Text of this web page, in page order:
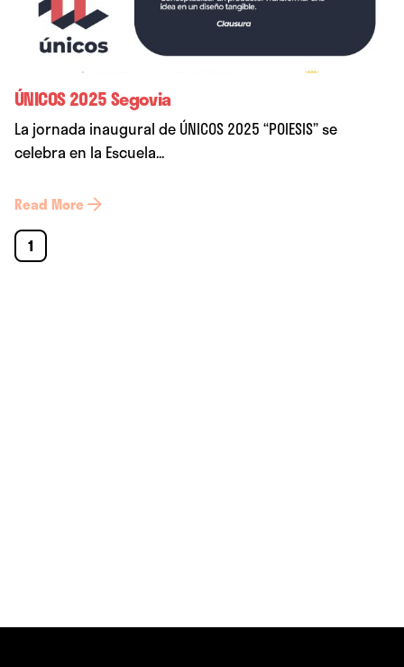
ÚNICOS 2025 Segovia
La jornada inaugural de ÚNICOS 2025 “POIESIS” se
celebra en la Escuela...
Read More
1